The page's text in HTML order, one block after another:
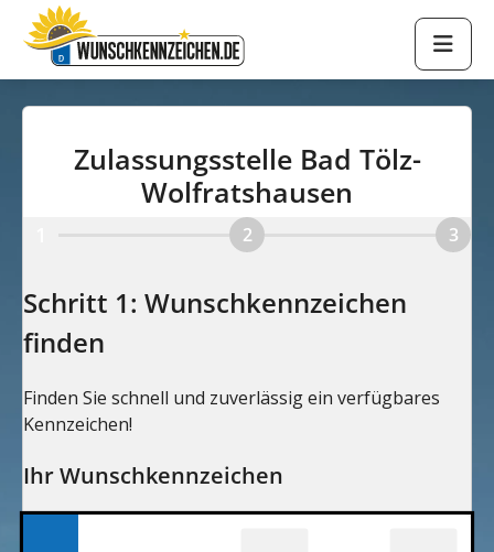
Zulassungsstelle Bad Tölz-
Wolfratshausen